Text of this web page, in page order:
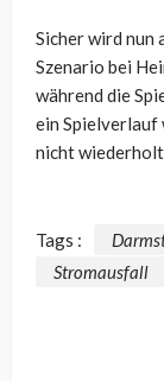
Sicher wird nun
Szenario bei
während die
ein Spielverlauf
nicht
Tags :
Stromausfall